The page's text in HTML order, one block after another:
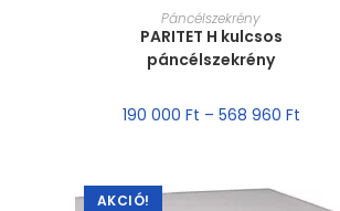
MÉRET VÁLASZTÁSA
Páncélszekrény
PARITET H kulcsos
páncélszekrény
190 000 Ft – 568 960 Ft
AKCIÓ!